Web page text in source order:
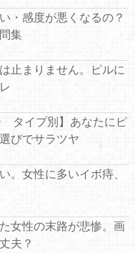
・感度が悪くなるの？
集
止まりません。ピルに
タイプ別】あなたにピ
びでサラツヤ
。女性に多いイボ痔、
女性の末路が悲惨。画
夫？